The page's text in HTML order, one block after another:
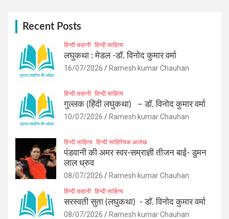
Recent Posts
हिन्दी कहानी हिन्दी साहित्य
लघुकथा : मेडल -डॉ. विनोद कुमार वर्मा
16/07/2026 Ramesh kumar Chauhan
हिन्दी कहानी हिन्दी साहित्य
गुल्लक (हिंदी लघुकथा) – डॉ. विनोद कुमार वर्मा
10/07/2026 Ramesh kumar Chauhan
हिन्दी साहित्य हिन्दी साहित्यिक आलेख
पंडवानी की अमर स्वर-सम्राज्ञी तीजन बाई- डुमन
लाल ध्रुव
08/07/2026 Ramesh kumar Chauhan
हिन्दी कहानी हिन्दी साहित्य
सरस्वती सुता (लघुकथा) ​- डॉ. विनोद कुमार वर्मा
08/07/2026 Ramesh kumar Chauhan